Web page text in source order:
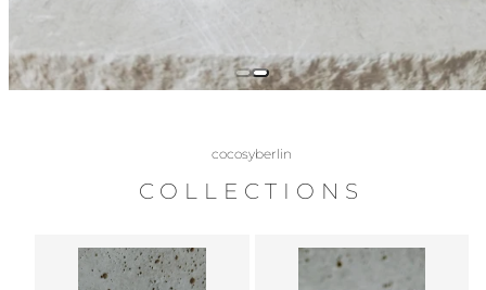
cocosyberlin
COLLECTIONS